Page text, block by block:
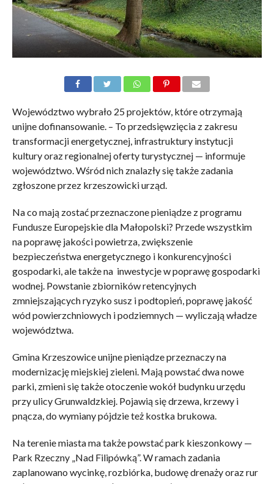
Województwo wybrało 25 projektów, które otrzymają
unijne dofinansowanie. – To przedsięwzięcia z zakresu
transformacji energetycznej, infrastruktury instytucji
kultury oraz regionalnej oferty turystycznej — informuje
województwo. Wśród nich znalazły się także zadania
zgłoszone przez krzeszowicki urząd.
Na co mają zostać przeznaczone pieniądze z programu
Fundusze Europejskie dla Małopolski? Przede wszystkim
na poprawę jakości powietrza, zwiększenie
bezpieczeństwa energetycznego i konkurencyjności
gospodarki, ale także na inwestycje w poprawę gospodarki
wodnej. Powstanie zbiorników retencyjnych
zmniejszających ryzyko susz i podtopień, poprawę jakość
wód powierzchniowych i podziemnych — wyliczają władze
województwa.
Gmina Krzeszowice unijne pieniądze przeznaczy na
modernizację miejskiej zieleni. Mają powstać dwa nowe
parki, zmieni się także otoczenie wokół budynku urzędu
przy ulicy Grunwaldzkiej. Pojawią się drzewa, krzewy i
pnącza, do wymiany pójdzie też kostka brukowa.
Na terenie miasta ma także powstać park kieszonkowy —
Park Rzeczny „Nad Filipówką”. W ramach zadania
zaplanowano wycinkę, rozbiórka, budowę drenaży oraz rur